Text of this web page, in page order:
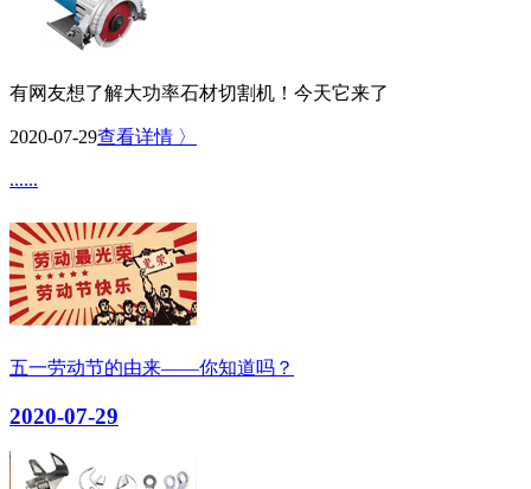
有网友想了解大功率石材切割机！今天它来了
2020-07-29查看详情 〉
......
五一劳动节的由来——你知道吗？
2020-07-29